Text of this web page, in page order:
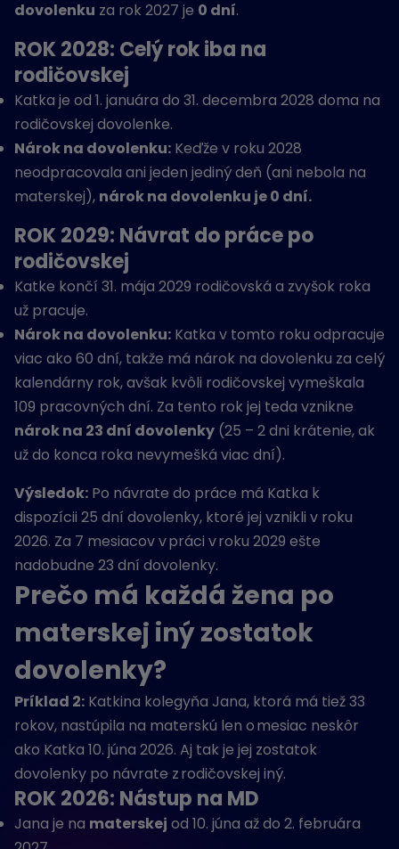
dovolenku za rok 2027 je 0 dní.
ROK 2028: Celý rok iba na
rodičovskej
Katka je od 1. januára do 31. decembra 2028 doma na
rodičovskej dovolenke.
Nárok na dovolenku: Keďže v roku 2028
neodpracovala ani jeden jediný deň (ani nebola na
materskej), nárok na dovolenku je 0 dní.
ROK 2029: Návrat do práce po
rodičovskej
Katke končí 31. mája 2029 rodičovská a zvyšok roka
už pracuje.
Nárok na dovolenku: Katka v tomto roku odpracuje
viac ako 60 dní, takže má nárok na dovolenku za celý
kalendárny rok, avšak kvôli rodičovskej vymeškala
109 pracovných dní. Za tento rok jej teda vznikne
nárok na 23 dní dovolenky (25 – 2 dni krátenie, ak
už do konca roka nevymešká viac dní).
Výsledok: Po návrate do práce má Katka k
dispozícii 25 dní dovolenky, ktoré jej vznikli v roku
2026. Za 7 mesiacov v práci v roku 2029 ešte
nadobudne 23 dní dovolenky.
Prečo má každá žena po
materskej iný zostatok
dovolenky?
Príklad 2: Katkina kolegyňa Jana, ktorá má tiež 33
rokov, nastúpila na materskú len o mesiac neskôr
ako Katka 10. júna 2026. Aj tak je jej zostatok
dovolenky po návrate z rodičovskej iný.
ROK 2026: Nástup na MD
Jana je na materskej od 10. júna až do 2. februára